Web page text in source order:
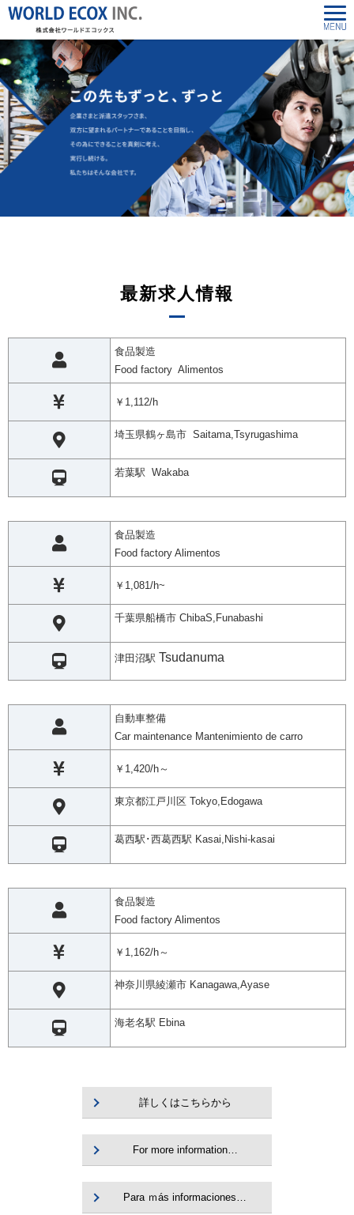
最新求人情報
食品製造
Food factory Alimentos
￥1,112/h
埼玉県鶴ヶ島市 Saitama,Tsyrugashima
若葉駅 Wakaba
食品製造
Food factory Alimentos
￥1,081/h~
千葉県船橋市 ChibaS,Funabashi
津田沼駅 Tsudanuma
自動車整備
Car maintenance Mantenimiento de carro
￥1,420/h～
東京都江戸川区 Tokyo,Edogawa
葛西駅･西葛西駅 Kasai,Nishi-kasai
食品製造
Food factory Alimentos
￥1,162/h～
神奈川県綾瀬市 Kanagawa,Ayase
海老名駅 Ebina
詳しくはこちらから
For more information…
Para ｍás informaciones…